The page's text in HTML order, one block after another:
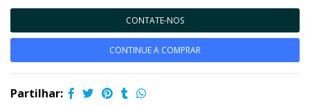
CONTATE-NOS
CONTINUE A COMPRAR
Partilhar: